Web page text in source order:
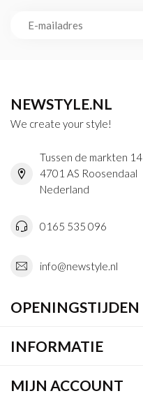
NEWSTYLE.NL
We create your style!
Tussen de markten 14
4701 AS Roosendaal
Nederland
0165 535 096
info@newstyle.nl
OPENINGSTIJDEN
INFORMATIE
MIJN ACCOUNT